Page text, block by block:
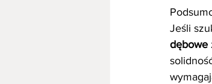
Jeśli
dębowe